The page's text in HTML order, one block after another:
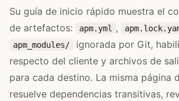
Su guía de inicio rápido muestra el
de artefactos:
apm.yml ,
apm_modules/
ignorada por Git,
respecto del cliente y archivos de
para cada destino. La misma página
resuelve dependencias transitivas,